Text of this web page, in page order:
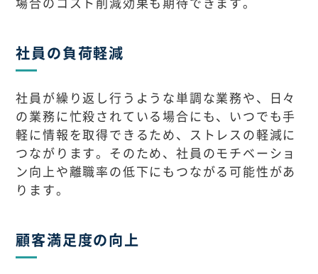
社員の負荷軽減
社員が繰り返し行うような単調な業務や、日々
の業務に忙殺されている場合にも、いつでも手
軽に情報を取得できるため、ストレスの軽減に
つながります。そのため、社員のモチベーショ
ン向上や離職率の低下にもつながる可能性があ
ります。
顧客満足度の向上